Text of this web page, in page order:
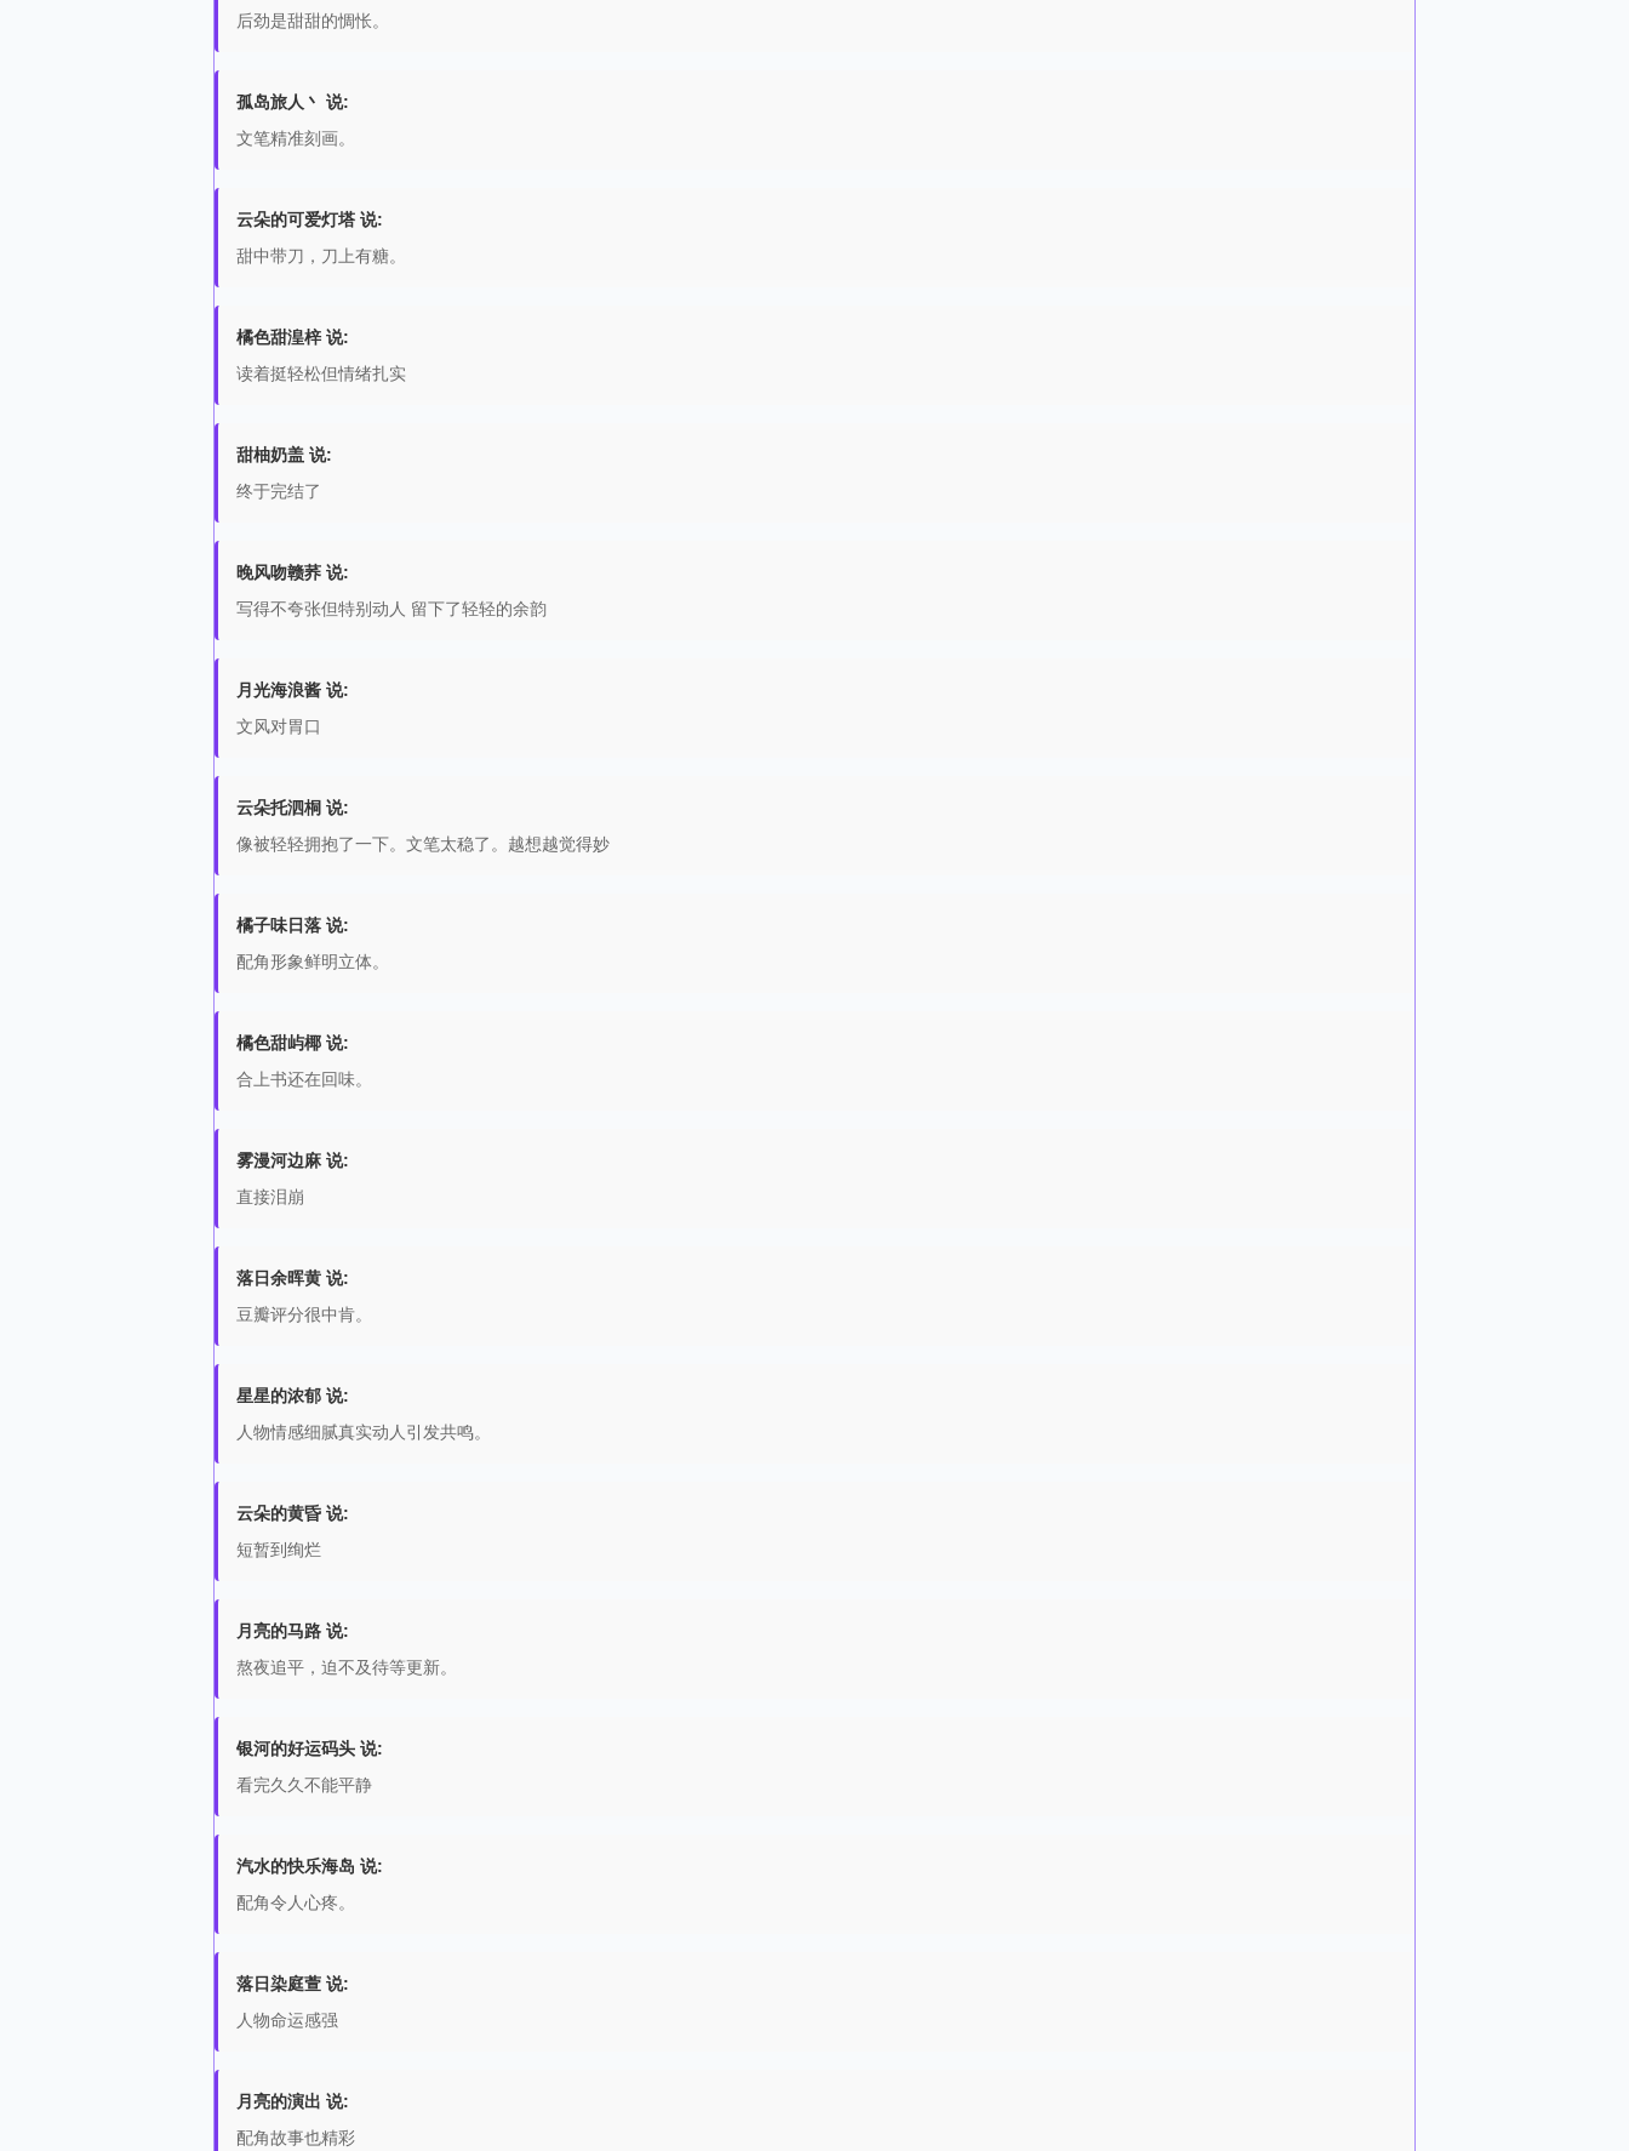
后劲是甜甜的惆怅。
孤岛旅人丶 说:
文笔精准刻画。
云朵的可爱灯塔 说:
甜中带刀，刀上有糖。
橘色甜湟梓 说:
读着挺轻松但情绪扎实
甜柚奶盖 说:
终于完结了
晚风吻赣荞 说:
写得不夸张但特别动人 留下了轻轻的余韵
月光海浪酱 说:
文风对胃口
云朵托泗桐 说:
像被轻轻拥抱了一下。文笔太稳了。越想越觉得妙
橘子味日落 说:
配角形象鲜明立体。
橘色甜屿椰 说:
合上书还在回味。
雾漫河边麻 说:
直接泪崩
落日余晖黄 说:
豆瓣评分很中肯。
星星的浓郁 说:
人物情感细腻真实动人引发共鸣。
云朵的黄昏 说:
短暂到绚烂
月亮的马路 说:
熬夜追平，迫不及待等更新。
银河的好运码头 说:
看完久久不能平静
汽水的快乐海岛 说:
配角令人心疼。
落日染庭萱 说:
人物命运感强
月亮的演出 说:
配角故事也精彩